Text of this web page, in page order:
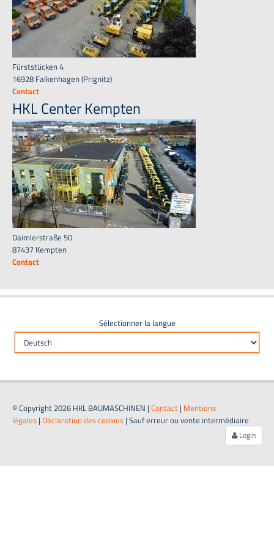
Fürststücken 4
16928 Falkenhagen (Prignitz)
Contact
HKL Center Kempten
Daimlerstraße 50
87437 Kempten
Contact
Sélectionner la langue
© Copyright 2026 HKL BAUMASCHINEN | Contact | Mentions
légales | Déclaration des cookies | Sauf erreur ou vente intermédiaire
Login